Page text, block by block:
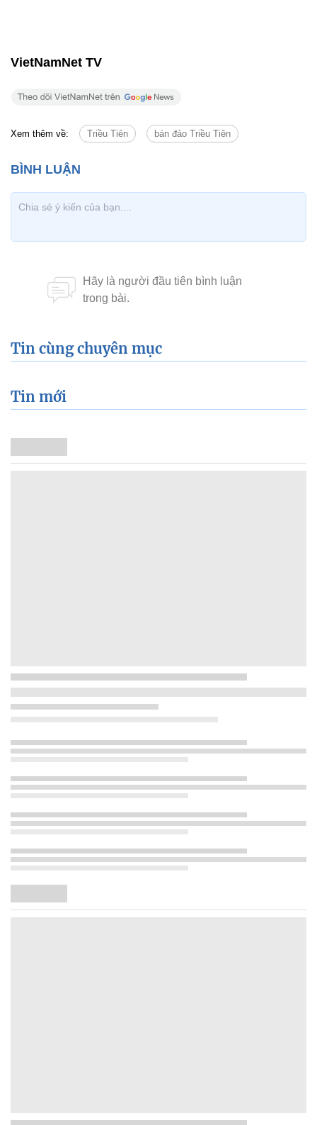
VietNamNet TV
Xem thêm về: Triều Tiên bán đảo Triều Tiên
Tin cùng chuyên mục
Tin mới